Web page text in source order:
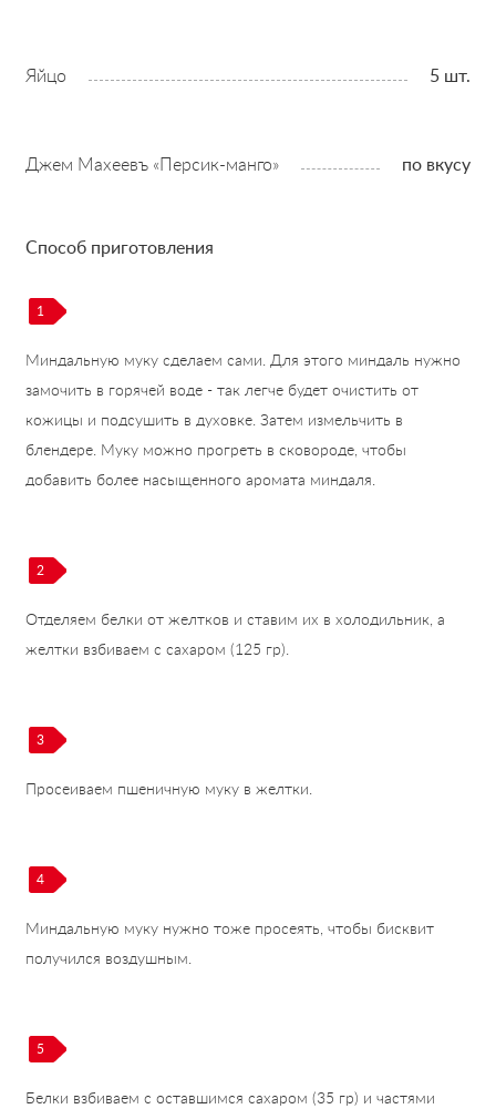
Яйцо 5 шт.
Джем Махеевъ «Персик-манго» по вкусу
Способ приготовления
1
Миндальную муку сделаем сами. Для этого миндаль нужно
замочить в горячей воде - так легче будет очистить от
кожицы и подсушить в духовке. Затем измельчить в
блендере. Муку можно прогреть в сковороде, чтобы
добавить более насыщенного аромата миндаля.
2
Отделяем белки от желтков и ставим их в холодильник, а
желтки взбиваем с сахаром (125 гр).
3
Просеиваем пшеничную муку в желтки.
4
Миндальную муку нужно тоже просеять, чтобы бисквит
получился воздушным.
5
Белки взбиваем с оставшимся сахаром (35 гр) и частями